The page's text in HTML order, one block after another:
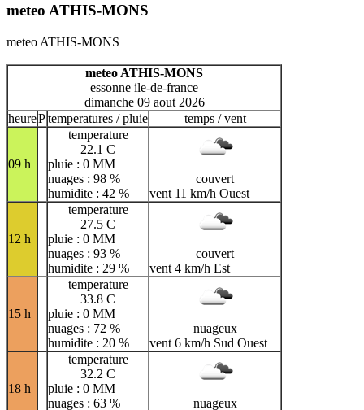
meteo ATHIS-MONS
meteo ATHIS-MONS
meteo ATHIS-MONS
essonne ile-de-france
dimanche 09 aout 2026
heurePtemperatures / pluie temps / vent
09 h
temperature
22.1 C
pluie : 0 MM
nuages : 98 %
humidite : 42 %
couvert
vent 11 km/h Ouest
12 h
temperature
27.5 C
pluie : 0 MM
nuages : 93 %
humidite : 29 %
couvert
vent 4 km/h Est
15 h
temperature
33.8 C
pluie : 0 MM
nuages : 72 %
humidite : 20 %
nuageux
vent 6 km/h Sud Ouest
18 h
temperature
32.2 C
pluie : 0 MM
nuages : 63 %
nuageux